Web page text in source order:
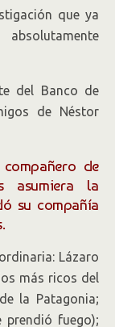
que ya
del Banco de
de Néstor
de
asumiera la
su compañía
Lázaro
más ricos del
la Patagonia;
prendió fuego);